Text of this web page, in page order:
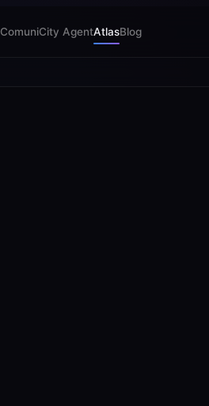
City AgentAtlasBlog